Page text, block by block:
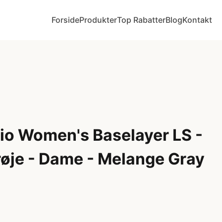
ForsideProdukterTop RabatterBlogKontakt
Women's Baselayer LS -
- Dame - Melange Gray